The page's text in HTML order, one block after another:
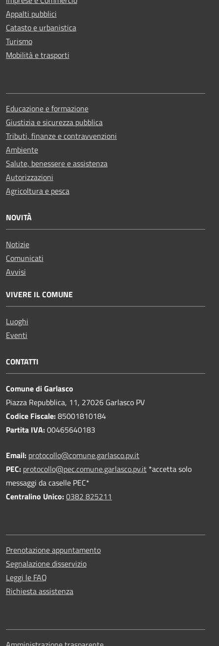
Appalti pubblici
Catasto e urbanistica
Turismo
Mobilità e trasporti
Educazione e formazione
Giustizia e sicurezza pubblica
Tributi, finanze e contravvenzioni
Ambiente
Salute, benessere e assistenza
Autorizzazioni
Agricoltura e pesca
NOVITÀ
Notizie
Comunicati
Avvisi
VIVERE IL COMUNE
Luoghi
Eventi
CONTATTI
Comune di Garlasco
Piazza Repubblica, 11, 27026 Garlasco PV
Codice Fiscale:85001810184
Partita IVA:00465640183
Email: protocollo@comune.garlasco.pv.it
PEC: protocollo@pec.comune.garlasco.pv.it *accetta solo
messaggi da caselle PEC*
Centralino Unico:0382 825211
Prenotazione appuntamento
Segnalazione disservizio
Leggi le FAQ
Richiesta assistenza